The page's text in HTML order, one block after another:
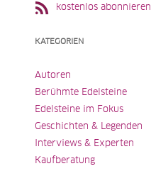
kostenlos abonnieren
KATEGORIEN
Autoren
Berühmte Edelsteine
Edelsteine im Fokus
Geschichten & Legenden
Interviews & Experten
Kaufberatung